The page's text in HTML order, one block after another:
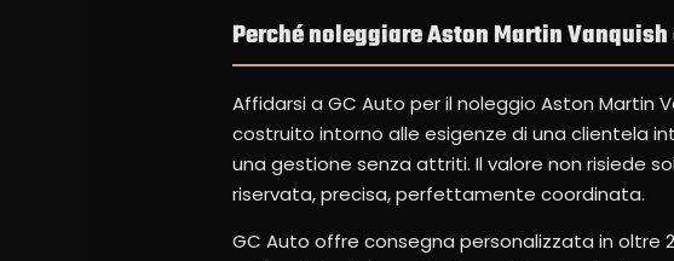
Perché noleggiare Aston Martin Vanquish
Affidarsi a GC Auto per il noleggio Aston Martin
costruito intorno alle esigenze di una clientela
una gestione senza attriti. Il valore non risiede
riservata, precisa, perfettamente coordinata.
GC Auto offre consegna personalizzata in